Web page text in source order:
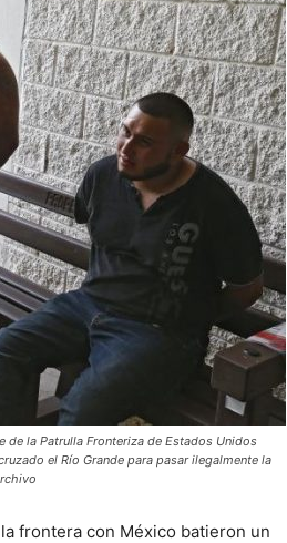
la Patrulla Fronteriza de Estados Unidos
el Río Grande para pasar ilegalmente la
frontera con México batieron un